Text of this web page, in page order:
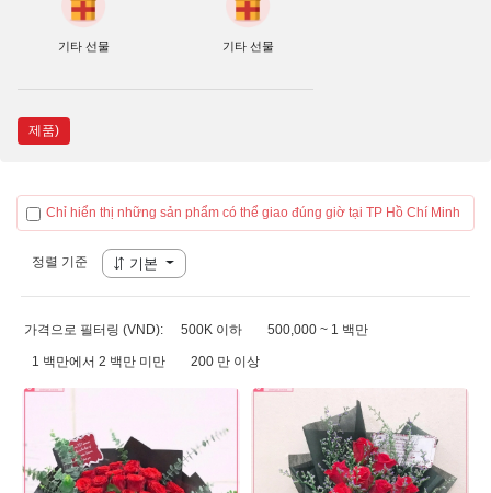
기타 선물 기타 선물
제품)
Chỉ hiển thị những sản phẩm có thể giao đúng giờ tại TP Hồ Chí Minh
정렬 기준 기본
가격으로 필터링 (VND): 500K 이하 500,000 ~ 1 백만
1 백만에서 2 백만 미만 200 만 이상